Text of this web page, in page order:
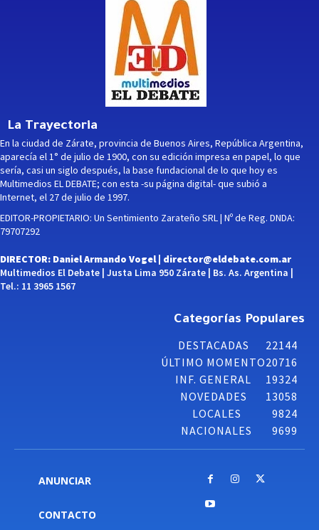
La Trayectoria
En la ciudad de Zárate, provincia de Buenos Aires, República Argentina,
aparecía el 1° de julio de 1900, con su edición impresa en papel, lo que
sería, casi un siglo después, la base fundacional de lo que hoy es
Multimedios EL DEBATE; con esta -su página digital- que subió a
Internet, el 27 de julio de 1997.
EDITOR-PROPIETARIO: Un Sentimiento Zarateño SRL | Nº de Reg. DNDA:
79707292
DIRECTOR: Daniel Armando Vogel | director@eldebate.com.ar
Multimedios El Debate | Justa Lima 950 Zárate | Bs. As. Argentina |
Tel.: 11 3965 1567
Categorías Populares
DESTACADAS
22144
ÚLTIMO MOMENTO20716
INF. GENERAL
19324
NOVEDADES
13058
LOCALES
9824
NACIONALES
9699
ANUNCIAR
CONTACTO